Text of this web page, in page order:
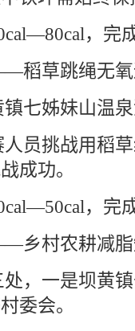
，完
稻草跳绳无氧
七姊妹山温
员挑战用稻
成功。
，完
乡村农耕减脂
，一是坝黄
委会。